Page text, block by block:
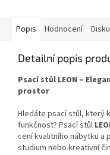
Popis Hodnocení
Detailní popis
Psací stůl LEON –
prostor
Hledáte psací stůl, který
funkčnost? Psací stůl
cení kvalitního nábytku
studium nebo kreativní